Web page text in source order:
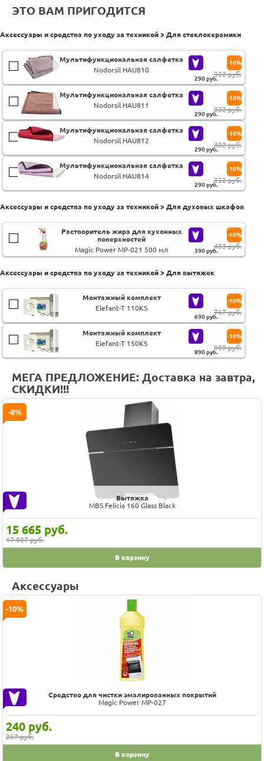
ЭТО ВАМ ПРИГОДИТСЯ
Аксессуары и средства по уходу за техникой > Для стеклокерамики
Мультифункциональная салфетка
Nodorsil HAU810
290руб.
322 руб.
-10%
Мультифункциональная салфетка
Nodorsil HAU811
290руб.
322 руб.
-10%
Мультифункциональная салфетка
Nodorsil HAU812
290руб.
322 руб.
-10%
Мультифункциональная салфетка
Nodorsil HAU814
290руб.
322 руб.
-10%
Аксессуары и средства по уходу за техникой > Для духовых шкафов
Растворитель жира для кухонных
поверхностей
Magic Power MP-021 500 мл
390руб.
433 руб.
-10%
Аксессуары и средства по уходу за техникой > Для вытяжек
Монтажный комплект
Elefant-T 110KS
690руб.
767 руб.
-10%
Монтажный комплект
Elefant-T 150KS
890руб.
989 руб.
-10%
МЕГА ПРЕДЛОЖЕНИЕ: Доставка на завтра,
СКИДКИ!!!
Вытяжка
MBS Felicia 160 Glass Black
15 665 руб.
17 027 руб.
-8%
В корзину
Аксессуары
Средство для чистки эмалированных покрытий
Magic Power MP-027
240 руб.
267 руб.
-10%
В корзину